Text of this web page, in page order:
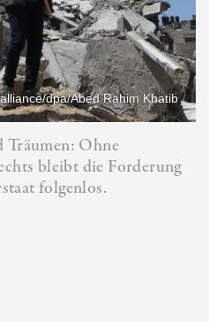
dpa/Abed Rahim Khatib
Träumen: Ohne
bleibt die Forderung
folgenlos.